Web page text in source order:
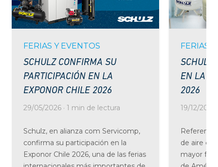
FERIAS Y EVENTOS
SCHULZ CONFIRMA SU
PARTICIPACIÓN EN LA
EXPONOR CHILE 2026
29/05/2026 · 1 min de lectura
Schulz, en alianza com Servicomp,
confirma su participación en la
Exponor Chile 2026, una de las ferias
FERIAS
SCHULZ
EN LA
2026
19/12/
de aire
mayor